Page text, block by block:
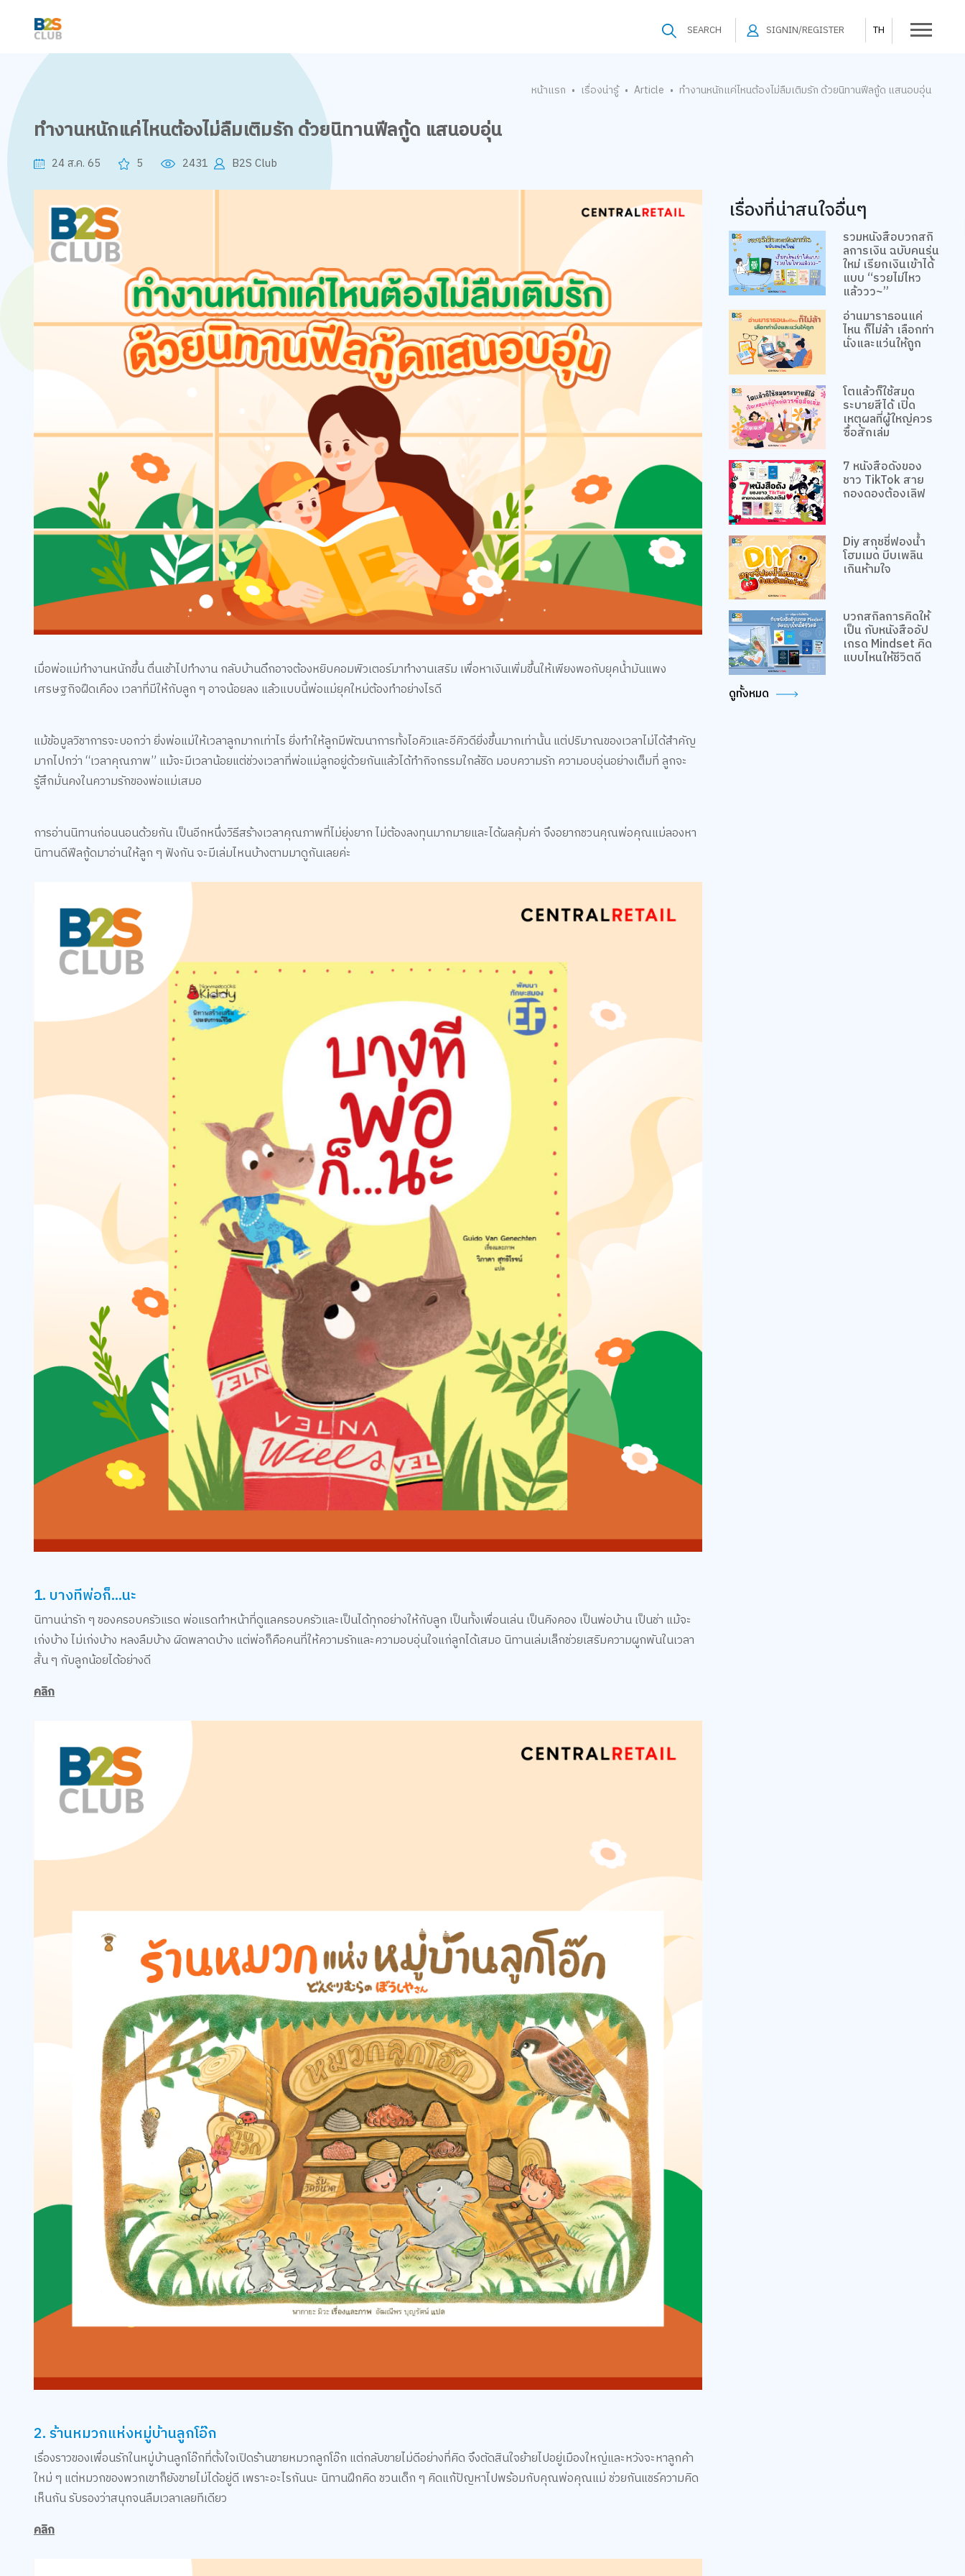
SEARCH SIGNIN/REGISTER TH
หน้าแรก • เรื่องน่ารู้ • Article • ทำงานหนักแค่ไหนต้องไม่ลืมเติมรัก ด้วยนิทานฟีลกู้ด แสนอบอุ่น
ทำงานหนักแค่ไหนต้องไม่ลืมเติมรัก ด้วยนิทานฟีลกู้ด แสนอบอุ่น
24 ส.ค. 65 5 2431 B2S Club
เมื่อพ่อแม่ทำงานหนักขึ้น ตื่นเช้าไปทำงาน กลับบ้านดึกอาจต้องหยิบคอมพิวเตอร์มาทำงานเสริม เพื่อหาเงินเพิ่มขึ้นให้เพียงพอกับยุคน้ำมันแพง
เศรษฐกิจฝืดเคือง เวลาที่มีให้กับลูก ๆ อาจน้อยลง แล้วแบบนี้พ่อแม่ยุคใหม่ต้องทำอย่างไรดี
แม้ข้อมูลวิชาการจะบอกว่า ยิ่งพ่อแม่ให้เวลาลูกมากเท่าไร ยิ่งทำให้ลูกมีพัฒนาการทั้งไอคิวและอีคิวดียิ่งขึ้นมากเท่านั้น แต่ปริมาณของเวลาไม่ได้สำคัญ
มากไปกว่า “เวลาคุณภาพ” แม้จะมีเวลาน้อยแต่ช่วงเวลาที่พ่อแม่ลูกอยู่ด้วยกันแล้วได้ทำกิจกรรมใกล้ชิด มอบความรัก ความอบอุ่นอย่างเต็มที่ ลูกจะ
รู้สึกมั่นคงในความรักของพ่อแม่เสมอ
การอ่านนิทานก่อนนอนด้วยกัน เป็นอีกหนึ่งวิธีสร้างเวลาคุณภาพที่ไม่ยุ่งยาก ไม่ต้องลงทุนมากมายและได้ผลคุ้มค่า จึงอยากชวนคุณพ่อคุณแม่ลองหา
นิทานดีฟีลกู้ดมาอ่านให้ลูก ๆ ฟังกัน จะมีเล่มไหนบ้างตามมาดูกันเลยค่ะ
1. บางทีพ่อก็...นะ
นิทานน่ารัก ๆ ของครอบครัวแรด พ่อแรดทำหน้าที่ดูแลครอบครัวและเป็นได้ทุกอย่างให้กับลูก เป็นทั้งเพื่อนเล่น เป็นคิงคอง เป็นพ่อบ้าน เป็นช่า แม้จะ
เก่งบ้าง ไม่เก่งบ้าง หลงลืมบ้าง ผิดพลาดบ้าง แต่พ่อก็คือคนที่ให้ความรักและความอบอุ่นใจแก่ลูกได้เสมอ นิทานเล่มเล็กช่วยเสริมความผูกพันในเวลา
สั้น ๆ กับลูกน้อยได้อย่างดี
คลิก
2. ร้านหมวกแห่งหมู่บ้านลูกโอ๊ก
เรื่องราวของเพื่อนรักในหมู่บ้านลูกโอ๊กที่ตั้งใจเปิดร้านขายหมวกลูกโอ๊ก แต่กลับขายไม่ดีอย่างที่คิด จึงตัดสินใจย้ายไปอยู่เมืองใหญ่และหวังจะหาลูกค้า
ใหม่ ๆ แต่หมวกของพวกเขาก็ยังขายไม่ได้อยู่ดี เพราะอะไรกันนะ นิทานฝึกคิด ชวนเด็ก ๆ คิดแก้ปัญหาไปพร้อมกับคุณพ่อคุณแม่ ช่วยกันแชร์ความคิด
เห็นกัน รับรองว่าสนุกจนลืมเวลาเลยทีเดียว
คลิก
เรื่องที่น่าสนใจอื่นๆ
รวมหนังสือบวกสกิ
ลการเงิน ฉบับคนรุ่น
ใหม่ เรียกเงินเข้าได้
แบบ “รวยไม่ไหว
แล้ววว~”
อ่านมาราธอนแค่
ไหน ก็ไม่ล้า เลือกท่า
นั่งและแว่นให้ถูก
โตแล้วก็ใช้สมุด
ระบายสีได้ เปิด
เหตุผลที่ผู้ใหญ่ควร
ซื้อสักเล่ม
7 หนังสือดังของ
ชาว TikTok สาย
กองดองต้องเลิฟ
Diy สกุชชี่ฟองน้ำ
โฮมเมด บีบเพลิน
เกินห้ามใจ
บวกสกิลการคิดให้
เป็น กับหนังสืออัป
เกรด Mindset คิด
แบบไหนให้ชีวิตดี
ดูทั้งหมด